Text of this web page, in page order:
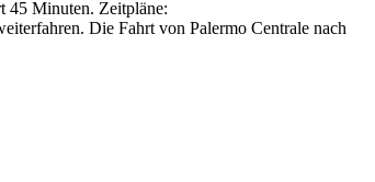
45 Minuten. Zeitpläne:
Die Fahrt von Palermo Centrale nach